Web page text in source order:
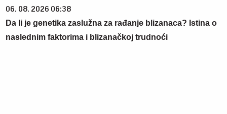
06. 08. 2026 06:38
Da li je genetika zaslužna za rađanje blizanaca? Istina o
naslednim faktorima i blizanačkoj trudnoći